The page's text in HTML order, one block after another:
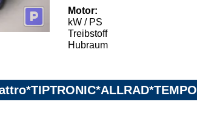
Motor:
kW / PS
Treibstoff
Hubraum